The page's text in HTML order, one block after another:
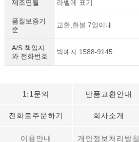
제조연월 라벨에 표기
품질보증기
준
교환,환불 7일이내
A/S 책임자
와 전화번호
박예지 1588-9145
1:1문의 반품교환안내
전화로주문하기 회사소개
이용안내 개인정보처리방침